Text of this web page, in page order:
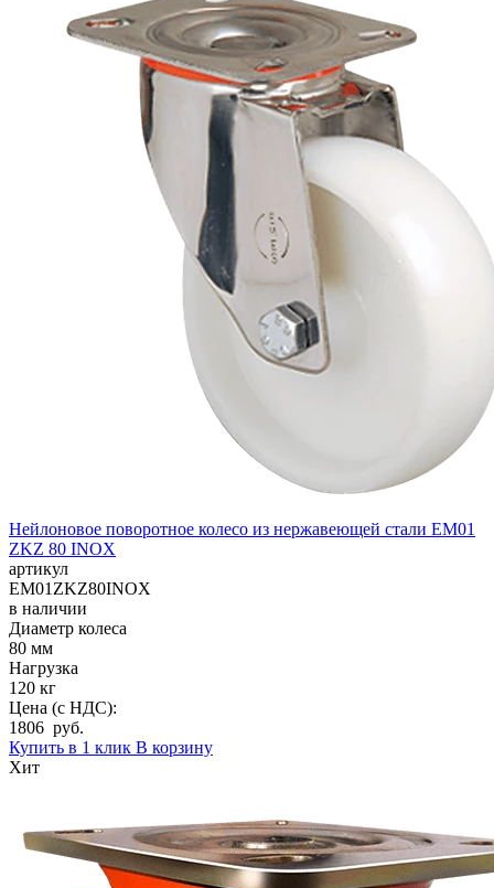
Нейлоновое поворотное колесо из нержавеющей стали EM01
ZKZ 80 INOX
артикул
EM01ZKZ80INOX
в наличии
Диаметр колеса
80 мм
Нагрузка
120 кг
Цена (с НДС):
1806 руб.
Купить в 1 клик В корзину
Хит